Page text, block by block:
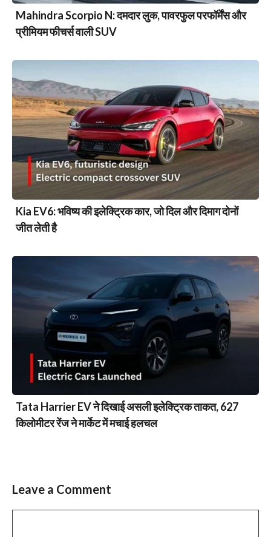
Mahindra Scorpio N: दमदार लुक, पावरफुल परफॉर्मेंस और
प्रीमियम फीचर्स वाली SUV
Kia EV6: भविष्य की इलेक्ट्रिक कार, जो दिल और दिमाग दोनों
जीत लेती है
Tata Harrier EV ने दिखाई असली इलेक्ट्रिक ताकत, 627
किलोमीटर रेंज ने मार्केट में मचाई हलचल
Leave a Comment